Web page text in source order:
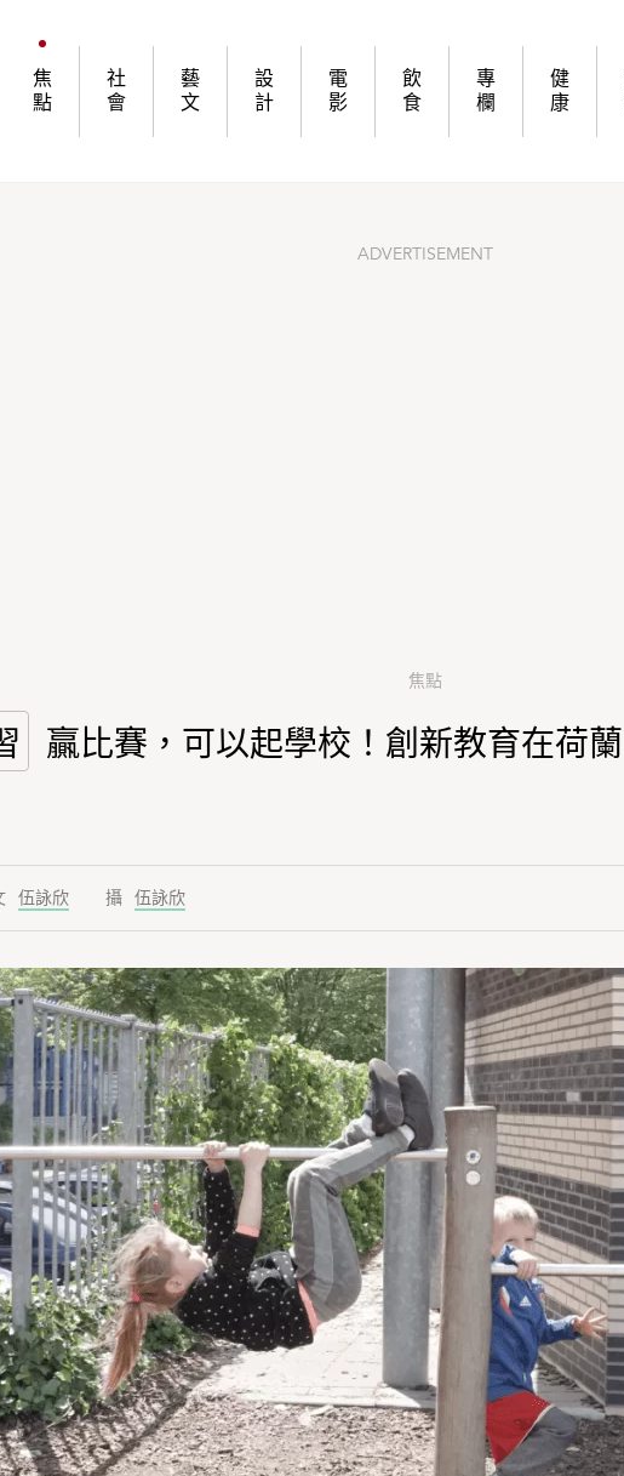
焦
點
社
會
藝
文
設
計
電
影
飲
食
專
欄
健
康
ADVERTISEMENT
焦點
贏比賽，可以起學校！創新教育在荷
伍詠欣 伍詠欣